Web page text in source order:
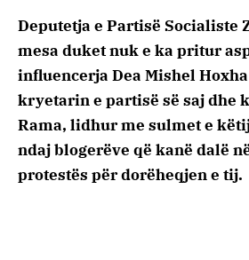
Deputetja e Partisë Socialiste
mesa duket nuk e ka pritur
influencerja Dea Mishel
kryetarin e partisë së saj dhe
Rama, lidhur me sulmet e
ndaj blogerëve që kanë dalë
protestës për dorëheqjen e tij.